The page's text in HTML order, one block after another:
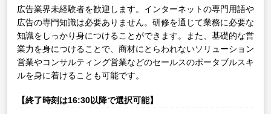
広告業界未経験者を歓迎します。インターネットの専門用語や
広告の専門知識は必要ありません。研修を通じて業務に必要な
知識をしっかり身につけることができます。また、基礎的な営
業力を身につけることで、商材にとらわれないソリューション
営業やコンサルティング営業などのセールスのポータブルスキ
ルを身に着けることも可能です。
【終了時刻は16:30以降で選択可能】